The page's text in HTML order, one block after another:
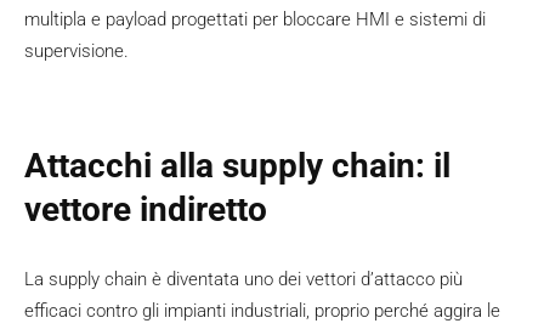
multipla e payload progettati per bloccare HMI e sistemi di
supervisione.
Attacchi alla supply chain: il
vettore indiretto
La supply chain è diventata uno dei vettori d’attacco più
efficaci contro gli impianti industriali, proprio perché aggira le